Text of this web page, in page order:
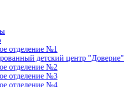
отделение №1
детский центр "Доверие"
отделение №2
отделение №3
отделение №4